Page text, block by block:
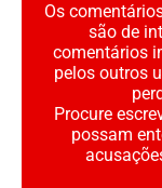
Os
são de
comentários
pelos outros
Procure
possam